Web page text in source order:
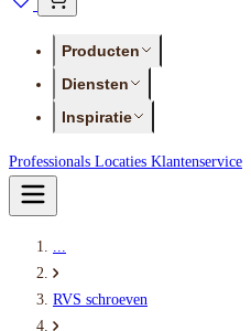
Producten
Diensten
Inspiratie
Professionals Locaties Klantenservice
...
RVS schroeven